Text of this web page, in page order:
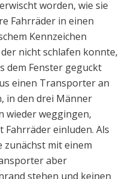
worden, wie sie
Fahrräder in einen
Kennzeichen
nicht schlafen konnte,
dem Fenster geguckt
einen Transporter an
in den drei Männer
wieder weggingen,
einluden. Als
zunächst mit einem
aber
stehen und keinen